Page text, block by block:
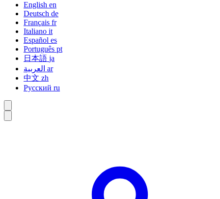
English en
Deutsch de
Français fr
Italiano it
Español es
Português pt
日本語 ja
ar
中文 zh
Русский ru